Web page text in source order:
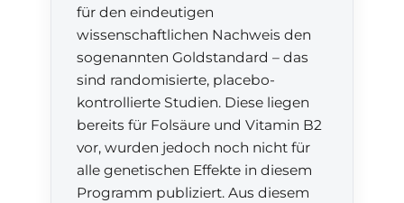
für den eindeutigen
wissenschaftlichen Nachweis den
sogenannten Goldstandard – das
sind randomisierte, placebo-
kontrollierte Studien. Diese liegen
bereits für Folsäure und Vitamin B2
vor, wurden jedoch noch nicht für
alle genetischen Effekte in diesem
Programm publiziert. Aus diesem